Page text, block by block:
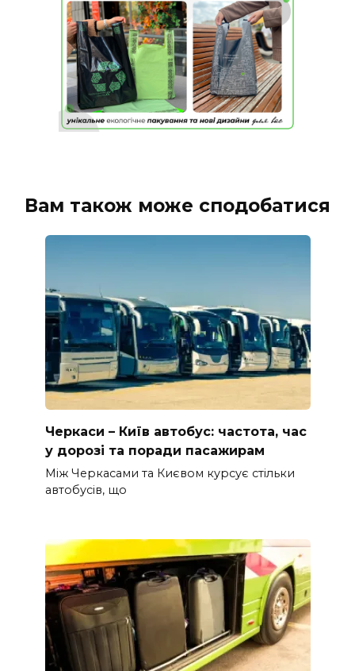
Вам також може сподобатися
Черкаси – Київ автобус: частота, час
у дорозі та поради пасажирам
Між Черкасами та Києвом курсує стільки
автобусів, що